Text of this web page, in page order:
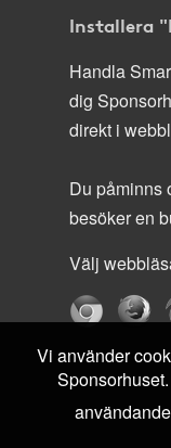
Installera
Handla
dig
direkt i
Du påminns
besöker en
Välj
Vi använder